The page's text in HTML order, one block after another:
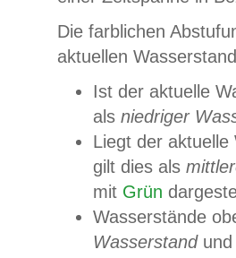
Die farblichen
aktuellen
Ist der aktuelle
als niedriger
Liegt der
gilt dies als
mit Grün
Wasserstände
Wasserstandund